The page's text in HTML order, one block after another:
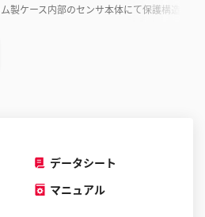
製ケース内部のセンサ本体にて保護構造
データシート
マニュアル